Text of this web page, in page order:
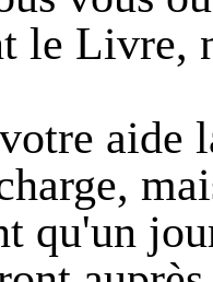
le Livre,
aide
qu'un